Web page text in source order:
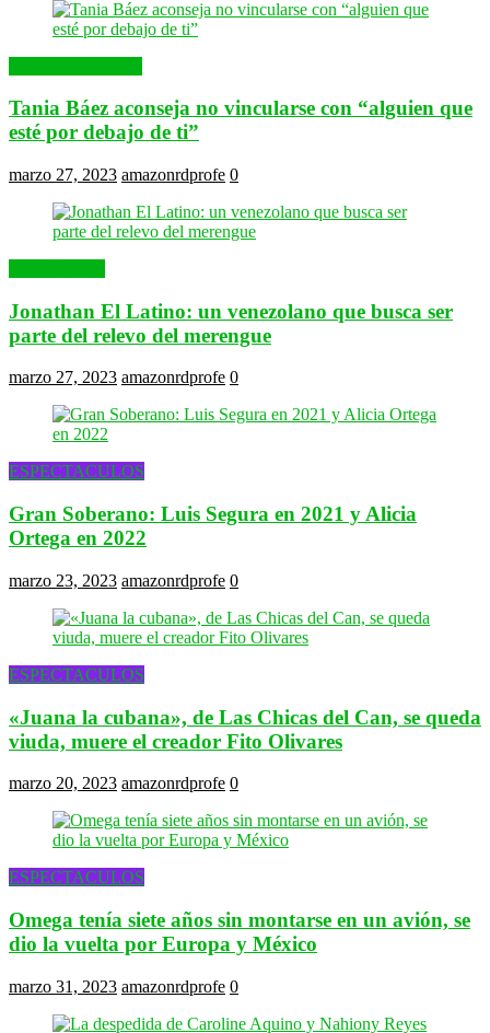
Tania Báez aconseja no vincularse con “alguien que
esté por debajo de ti”
marzo 27, 2023 amazonrdprofe 0
Jonathan El Latino: un venezolano que busca ser
parte del relevo del merengue
marzo 27, 2023 amazonrdprofe 0
ESPECTACULOS
Gran Soberano: Luis Segura en 2021 y Alicia
Ortega en 2022
marzo 23, 2023 amazonrdprofe 0
ESPECTACULOS
«Juana la cubana», de Las Chicas del Can, se queda
viuda, muere el creador Fito Olivares
marzo 20, 2023 amazonrdprofe 0
ESPECTACULOS
Omega tenía siete años sin montarse en un avión, se
dio la vuelta por Europa y México
marzo 31, 2023 amazonrdprofe 0